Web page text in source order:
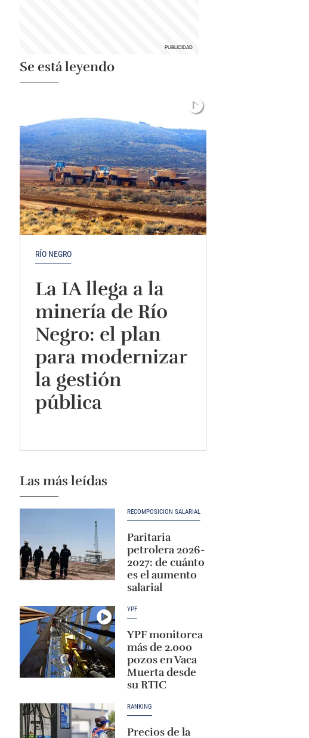
Se está leyendo
RÍO NEGRO
La IA llega a la
minería de Río
Negro: el plan
para modernizar
la gestión
pública
Las más leídas
RECOMPOSICIÓN SALARIAL
Paritaria
petrolera 2026-
2027: de cuánto
es el aumento
salarial
YPF
YPF monitorea
más de 2.000
pozos en Vaca
Muerta desde
su RTIC
RANKING
Precios de la